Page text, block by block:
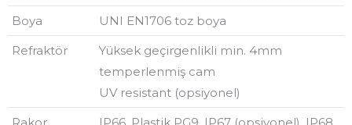
Boya
UNI EN1706 toz boya
Refraktör
Yüksek geçirgenlikli min. 4mm
temperlenmiş cam
UV resistant (opsiyonel)